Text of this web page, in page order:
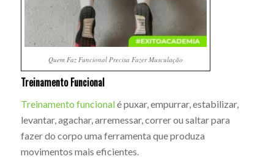
Quem Faz Funcional Precisa Fazer Musculação
Treinamento Funcional
Treinamento funcionalé puxar, empurrar, estabilizar,
levantar, agachar, arremessar, correr ou saltar para
fazer do corpo uma ferramenta que produza
movimentos mais eficientes.